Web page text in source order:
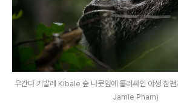
우간다 키발레 Kibale 숲 나뭇잎에 둘러싸인 야생 침
Jamie Pham)